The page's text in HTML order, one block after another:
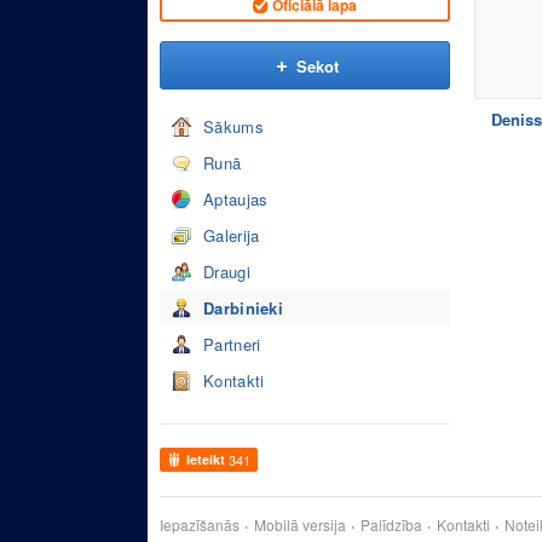
Oficiālā lapa
Sekot
Sākums
Runā
Aptaujas
Galerija
Draugi
Darbinieki
Partneri
Kontakti
Ieteikt 341
Iepazīšanās Mobilā versija Palīdzība Kontakti